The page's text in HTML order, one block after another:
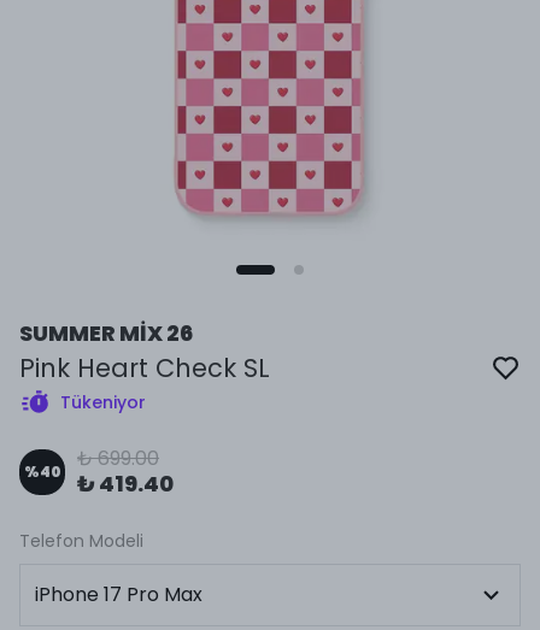
SUMMER MİX 26
Pink Heart Check SL
Tükeniyor
%40 ₺ 699.00
₺ 419.40
Telefon Modeli